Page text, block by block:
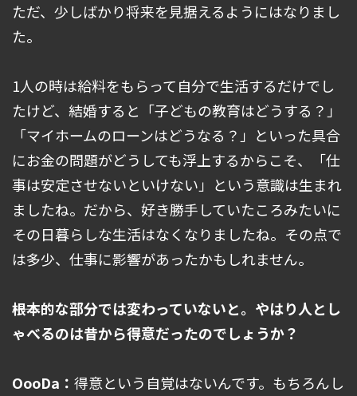
ただ、少しばかり将来を見据えるようにはなりまし
た。
1人の時は給料をもらって自分で生活するだけでし
たけど、結婚すると「子どもの教育はどうする？」
「マイホームのローンはどうなる？」といった具合
にお金の問題がどうしても浮上するからこそ、「仕
事は安定させないといけない」という意識は生まれ
ましたね。だから、好き勝手していたころみたいに
その日暮らしな生活はなくなりましたね。その点で
は多少、仕事に影響があったかもしれません。
――根本的な部分では変わっていないと。やはり人とし
ゃべるのは昔から得意だったのでしょうか？
OooDa： 得意という自覚はないんです。もちろんし